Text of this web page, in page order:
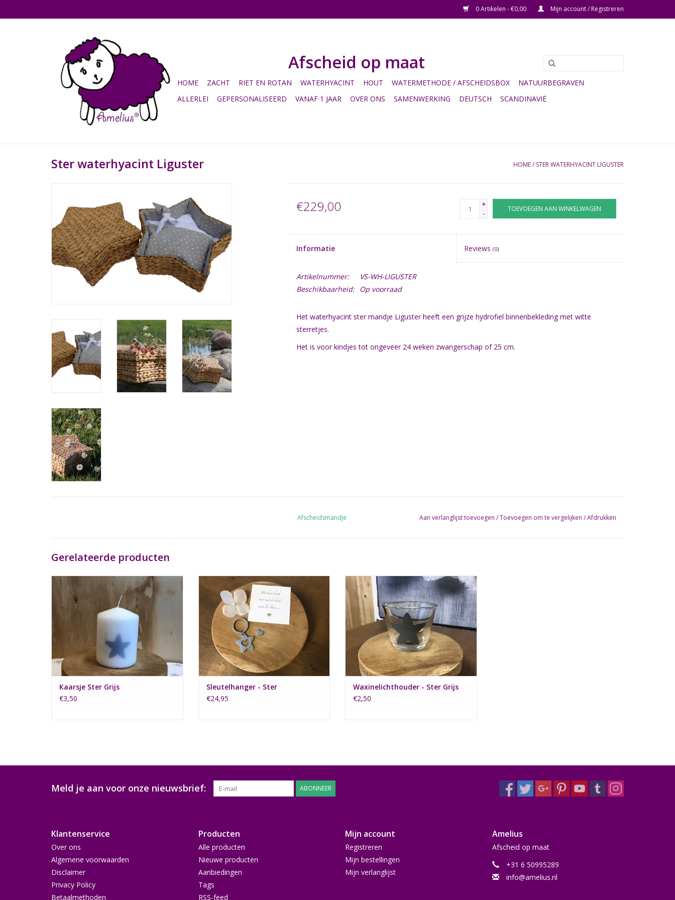
0 Artikelen - €0,00 Mijn account / Registreren
Afscheid op maat
HOME ZACHT RIET EN ROTAN WATERHYACINT HOUT WATERMETHODE / AFSCHEIDSBOX
NATUURBEGRAVEN
ALLERLEI
GEPERSONALISEERD VANAF 1 JAAR OVER ONS SAMENWERKING DEUTSCH SCANDINAVIË
Ster waterhyacint Liguster HOME/ STER WATERHYACINT LIGUSTER
€229,00
+
-
TOEVOEGEN AAN WINKELWAGEN
Informatie Reviews(0)
Artikelnummer:
VS-WH-LIGUSTER
Beschikbaarheid:
Op voorraad
Het waterhyacint ster mandje Liguster heeft een grijze hydrofiel binnenbekleding met witte
sterretjes.
Het is voor kindjes tot ongeveer 24 weken zwangerschap of 25 cm.
Afscheidsmandje Aan verlanglijst toevoegen /Toevoegen om te vergelijken /Afdrukken
Gerelateerde producten
Een wit stompkaarsje met afbeelding.
TOEVOEGEN AAN WINKELWAGEN
Kaarsje Ster Grijs
€3,50
Sleutelhanger Ster
TOEVOEGEN AAN WINKELWAGEN
Sleutelhanger - Ster
€24,95
Glazen waxinelichthouder met een ster.
TOEVOEGEN AAN WINKELWAGEN
Waxinelichthouder - Ster Grijs
€2,50
Meld je aan voor onze nieuwsbrief: ABONNEER
Klantenservice
Over ons
Algemene voorwaarden
Disclaimer
Privacy Policy
Betaalmethoden
Producten
Alle producten
Nieuwe producten
Aanbiedingen
Tags
RSS-feed
Mijn account
Registreren
Mijn bestellingen
Mijn verlanglijst
Amelius
Afscheid op maat
+31 6 50995289
info@amelius.nl